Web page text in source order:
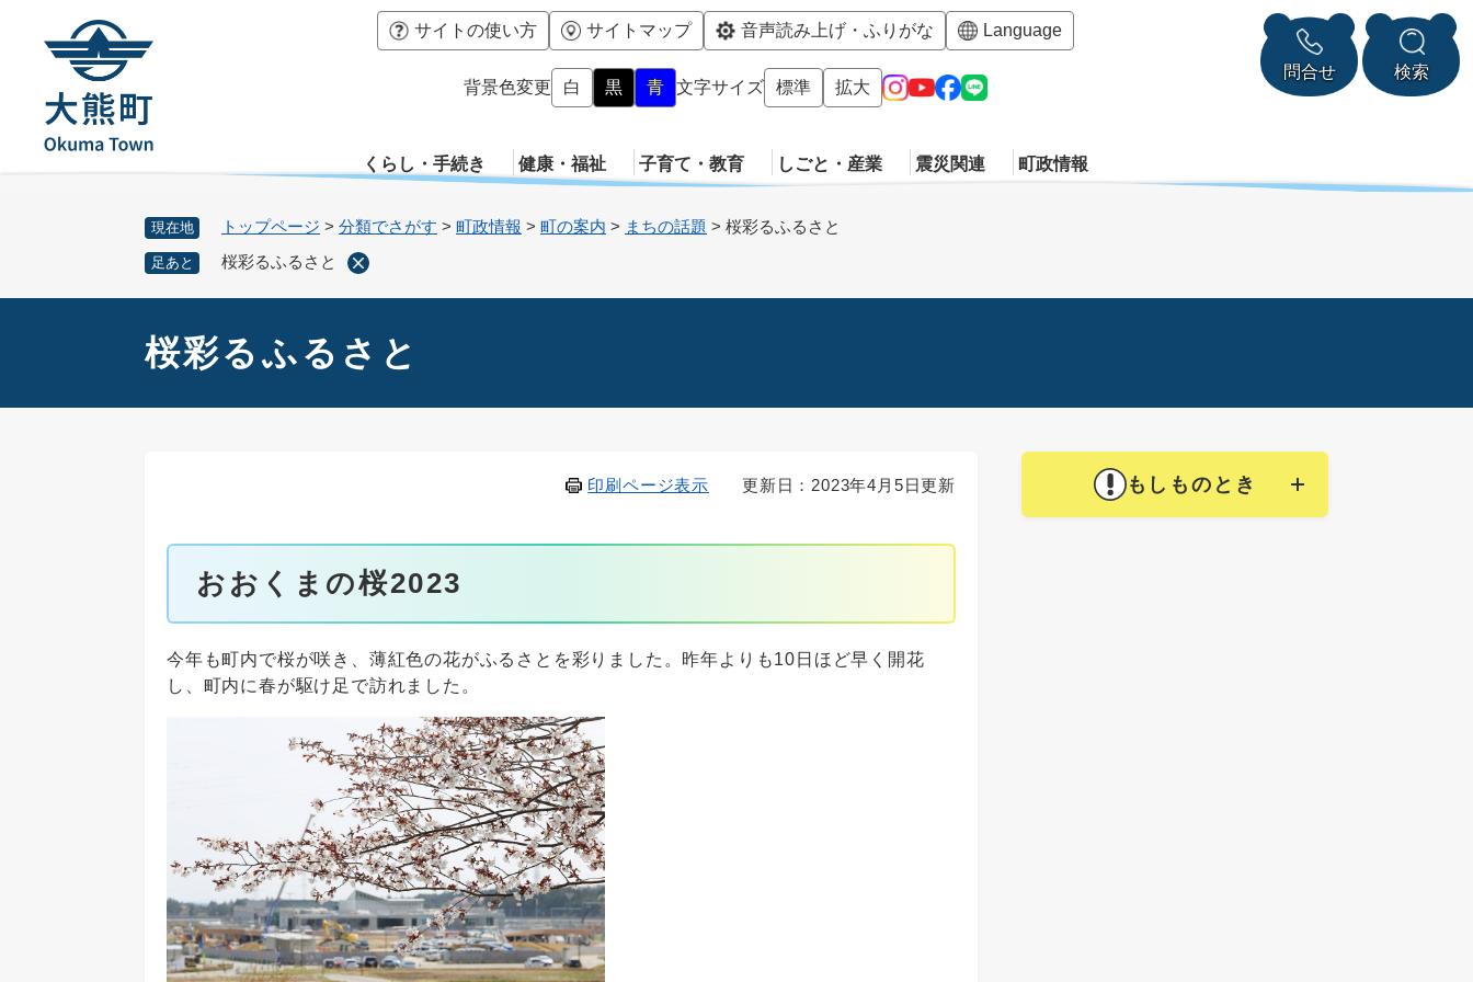
メニューを飛ばして本文へ
サイトの使い方 サイトマップ 音声読み上げ・ふりがな Language
背景色変更 白 黒 青 文字サイズ 標準 拡大
問合せ 検索
くらし・手続き 健康・福祉 子育て・教育 しごと・産業 震災関連 町政情報
現在地 トップページ > 分類でさがす > 町政情報 > 町の案内 > まちの話題 > 桜彩るふるさと
足あと 桜彩るふるさと
桜彩るふるさと
更新日：2023年4月5日更新
印刷ページ表示
おおくまの桜2023
今年も町内で桜が咲き、薄紅色の花がふるさとを彩りました。昨年よりも10日ほど早く開花
し、町内に春が駆け足で訪れました。
もしものとき